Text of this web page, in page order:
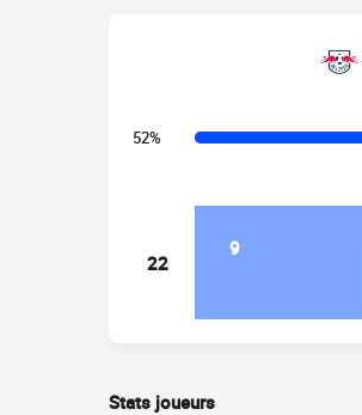
52%
22
9
Stats joueurs